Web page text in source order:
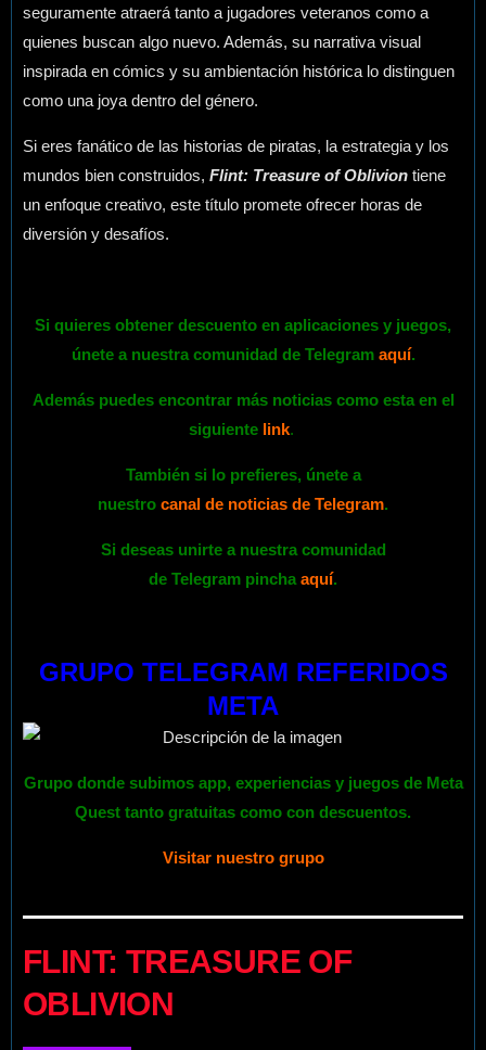
seguramente atraerá tanto a jugadores veteranos como a
quienes buscan algo nuevo. Además, su narrativa visual
inspirada en cómics y su ambientación histórica lo distinguen
como una joya dentro del género.
Si eres fanático de las historias de piratas, la estrategia y los
mundos bien construidos, Flint: Treasure of Oblivion tiene
un enfoque creativo, este título promete ofrecer horas de
diversión y desafíos.
Si quieres obtener descuento en aplicaciones y juegos,
únete a nuestra comunidad de Telegram aquí.
Además puedes encontrar más noticias como esta en el
siguiente link.
También si lo prefieres, únetea
nuestro canal de noticias de Telegram.
Si deseas unirte a nuestra comunidad
de Telegram pincha aquí.
GRUPO TELEGRAM REFERIDOS
META
Grupo donde subimos app, experiencias y juegos de Meta
Quest tanto gratuitas como con descuentos.
Visitar nuestro grupo
FLINT: TREASURE OF
OBLIVION